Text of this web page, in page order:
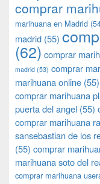
comprar
marihuana en Madrid
madrid (55)
(62) comprar
madrid (53) comprar
marihuana online (55)
comprar marihuana
puerta del angel (55)
comprar marihuana
sansebastian de los
(55) comprar
marihuana soto del
comprar marihuana